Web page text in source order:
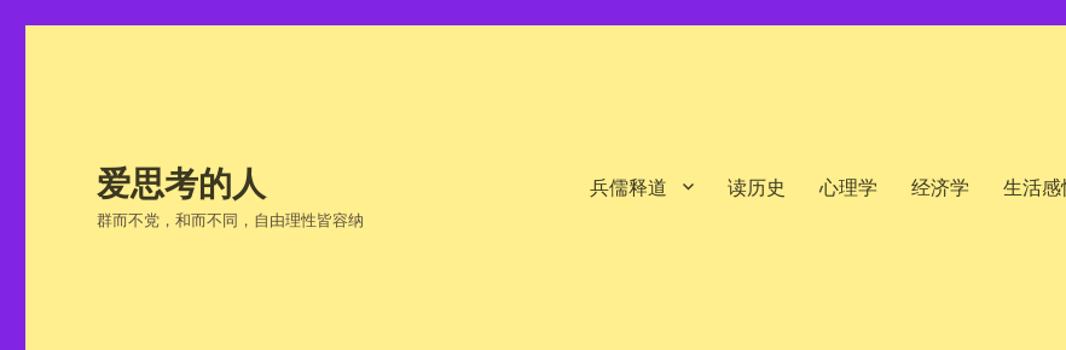
爱思考的人
群而不党，和而不同，自由理性皆容纳
兵儒释道 读历史 心理学 经济学 生活感